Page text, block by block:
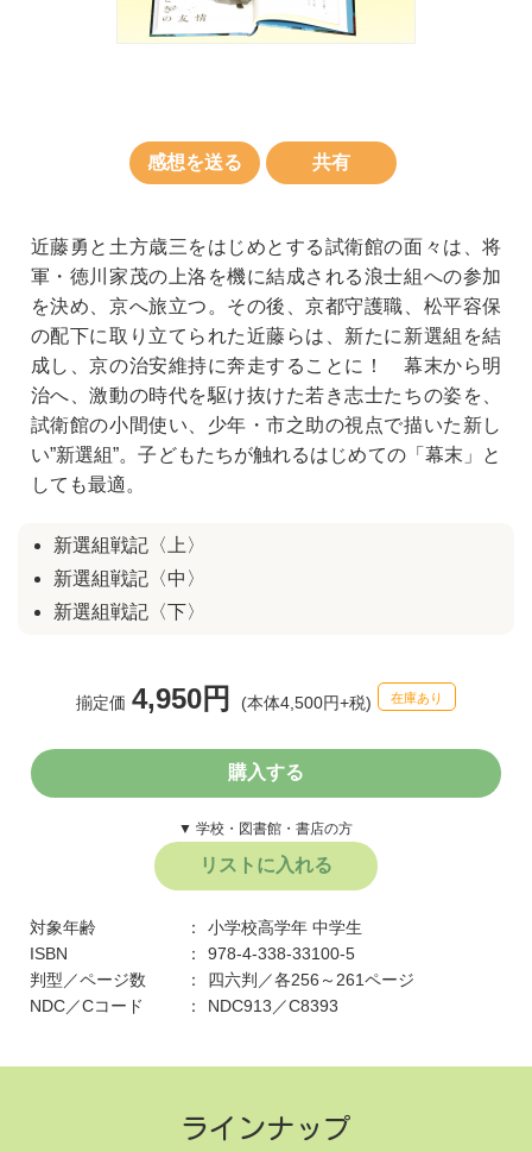
感想を送る 共有
近藤勇と土方歳三をはじめとする試衛館の面々は、将
軍・徳川家茂の上洛を機に結成される浪士組への参加
を決め、京へ旅立つ。その後、京都守護職、松平容保
の配下に取り立てられた近藤らは、新たに新選組を結
成し、京の治安維持に奔走することに！ 幕末から明
治へ、激動の時代を駆け抜けた若き志士たちの姿を、
試衛館の小間使い、少年・市之助の視点で描いた新し
い”新選組”。子どもたちが触れるはじめての「幕末」と
しても最適。
新選組戦記〈上〉
新選組戦記〈中〉
新選組戦記〈下〉
揃定価 4,950円 (本体4,500円+税) 在庫あり
購入する
▼ 学校・図書館・書店の方
リストに入れる
対象年齢 小学校高学年 中学生
ISBN
978-4-338-33100-5
判型／ページ数
四六判／各256～261ページ
NDC／Cコード
NDC913／C8393
ラインナップ